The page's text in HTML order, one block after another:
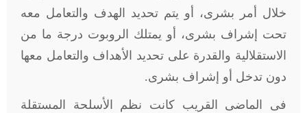
خلال أمر بشرى، أو يتم تحديد الهدف والتعامل معه
تحت إشراف بشرى، أو يمتلك الروبوت درجة ما من
الاستقلالية والقدرة على تحديد الأهداف والتعامل معها
دون تدخل أو إشراف بشرى.
فى الماضى القريب كانت نظم الأسلحة المستقلة